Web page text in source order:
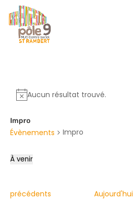
Aucun résultat trouvé.
Impro
Évènements Impro
À venir
date.
Évènements
précédents Aujourd'hui